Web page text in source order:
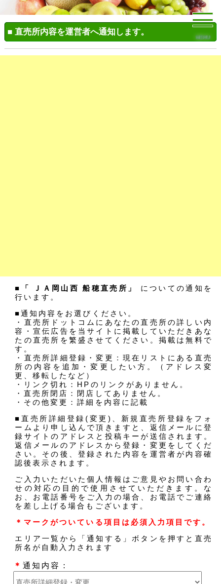
MENU
■ 直売所内容を運営者へ通知します。
■「 ＪＡ岡山西 船穂直売所」 についての通知を
行います。
■通知内容をお選びください。
・直売所ドットコムにあなたの直売所の詳しい内
容・宣伝広告を当サイトに掲載していただきあな
たの直売所を繁盛させてください。掲載は無料で
す。
・直売所詳細登録・変更：現在リストにある直売
所の内容を追加・変更したい方。（アドレス変
更、移転したなど）
・リンク切れ：HPのリンクがありません。
・直売所閉店：閉店してありません。
・その他変更：詳細を内容に記載
■直売所詳細登録(変更)、新規直売所登録をフォ
ームより申し込んで頂きますと、返信メールに登
録サイトのアドレスと投稿キーが送信されます。
返信メールのアドレスから登録・変更をしてくだ
さい。その後、登録された内容を運営者が内容確
認後表示されます。
ご入力いただいた個人情報はご意見やお問い合わ
せの対応の目的で使用させていただきます。な
お、お電話番号をご入力の場合、お電話でご連絡
を差し上げる場合もございます。
＊マークがついている項目は必須入力項目です。
エリア一覧から「通知する」ボタンを押すと直売
所名が自動入力されます
＊通知内容：